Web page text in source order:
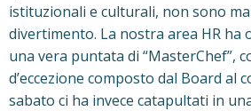
istituzionali e culturali, non sono
divertimento. La nostra area HR ha
una vera puntata di “MasterChef”,
d’eccezione composto dal Board al
sabato ci ha invece catapultati in